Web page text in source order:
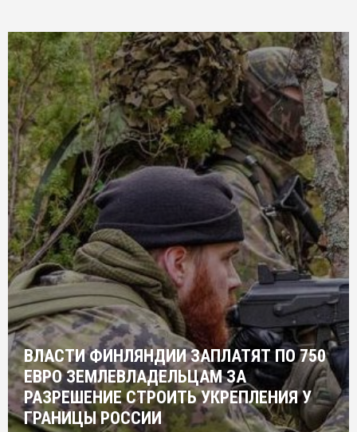
ВЛАСТИ ФИНЛЯНДИИ ЗАПЛАТЯТ ПО 750
ЕВРО ЗЕМЛЕВЛАДЕЛЬЦАМ ЗА
РАЗРЕШЕНИЕ СТРОИТЬ УКРЕПЛЕНИЯ У
ГРАНИЦЫ РОССИИ